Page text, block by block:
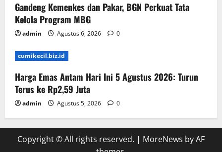
Gandeng Kemenkes dan Pakar, BGN Perkuat Tata
Kelola Program MBG
admin Agustus 6, 2026 0
cumikecil.biz.id
Harga Emas Antam Hari Ini 5 Agustus 2026: Turun
Terus ke Rp2,59 Juta
admin Agustus 5, 2026 0
Copyright © All rights reserved. | MoreNews by AF